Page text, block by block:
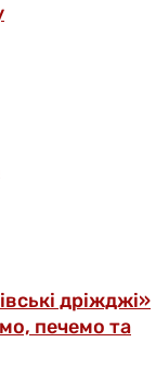
дріжджі»
печемо та